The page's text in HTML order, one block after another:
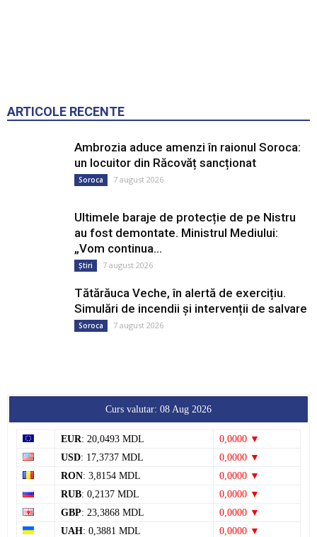
ARTICOLE RECENTE
Ambrozia aduce amenzi în raionul Soroca:
un locuitor din Răcovăț sancționat
Soroca 7 august 2026
Ultimele baraje de protecție de pe Nistru
au fost demontate. Ministrul Mediului:
„Vom continua...
Știri 7 august 2026
Tătărăuca Veche, în alertă de exercițiu.
Simulări de incendii și intervenții de salvare
Soroca 7 august 2026
Curs valutar: 08 Aug 2026
EUR: 20,0493 MDL
0,0000 ▼
USD: 17,3737 MDL
0,0000 ▼
RON: 3,8154 MDL
0,0000 ▼
RUB: 0,2137 MDL
0,0000 ▼
GBP: 23,3868 MDL
0,0000 ▼
UAH: 0,3881 MDL 0,0000 ▼